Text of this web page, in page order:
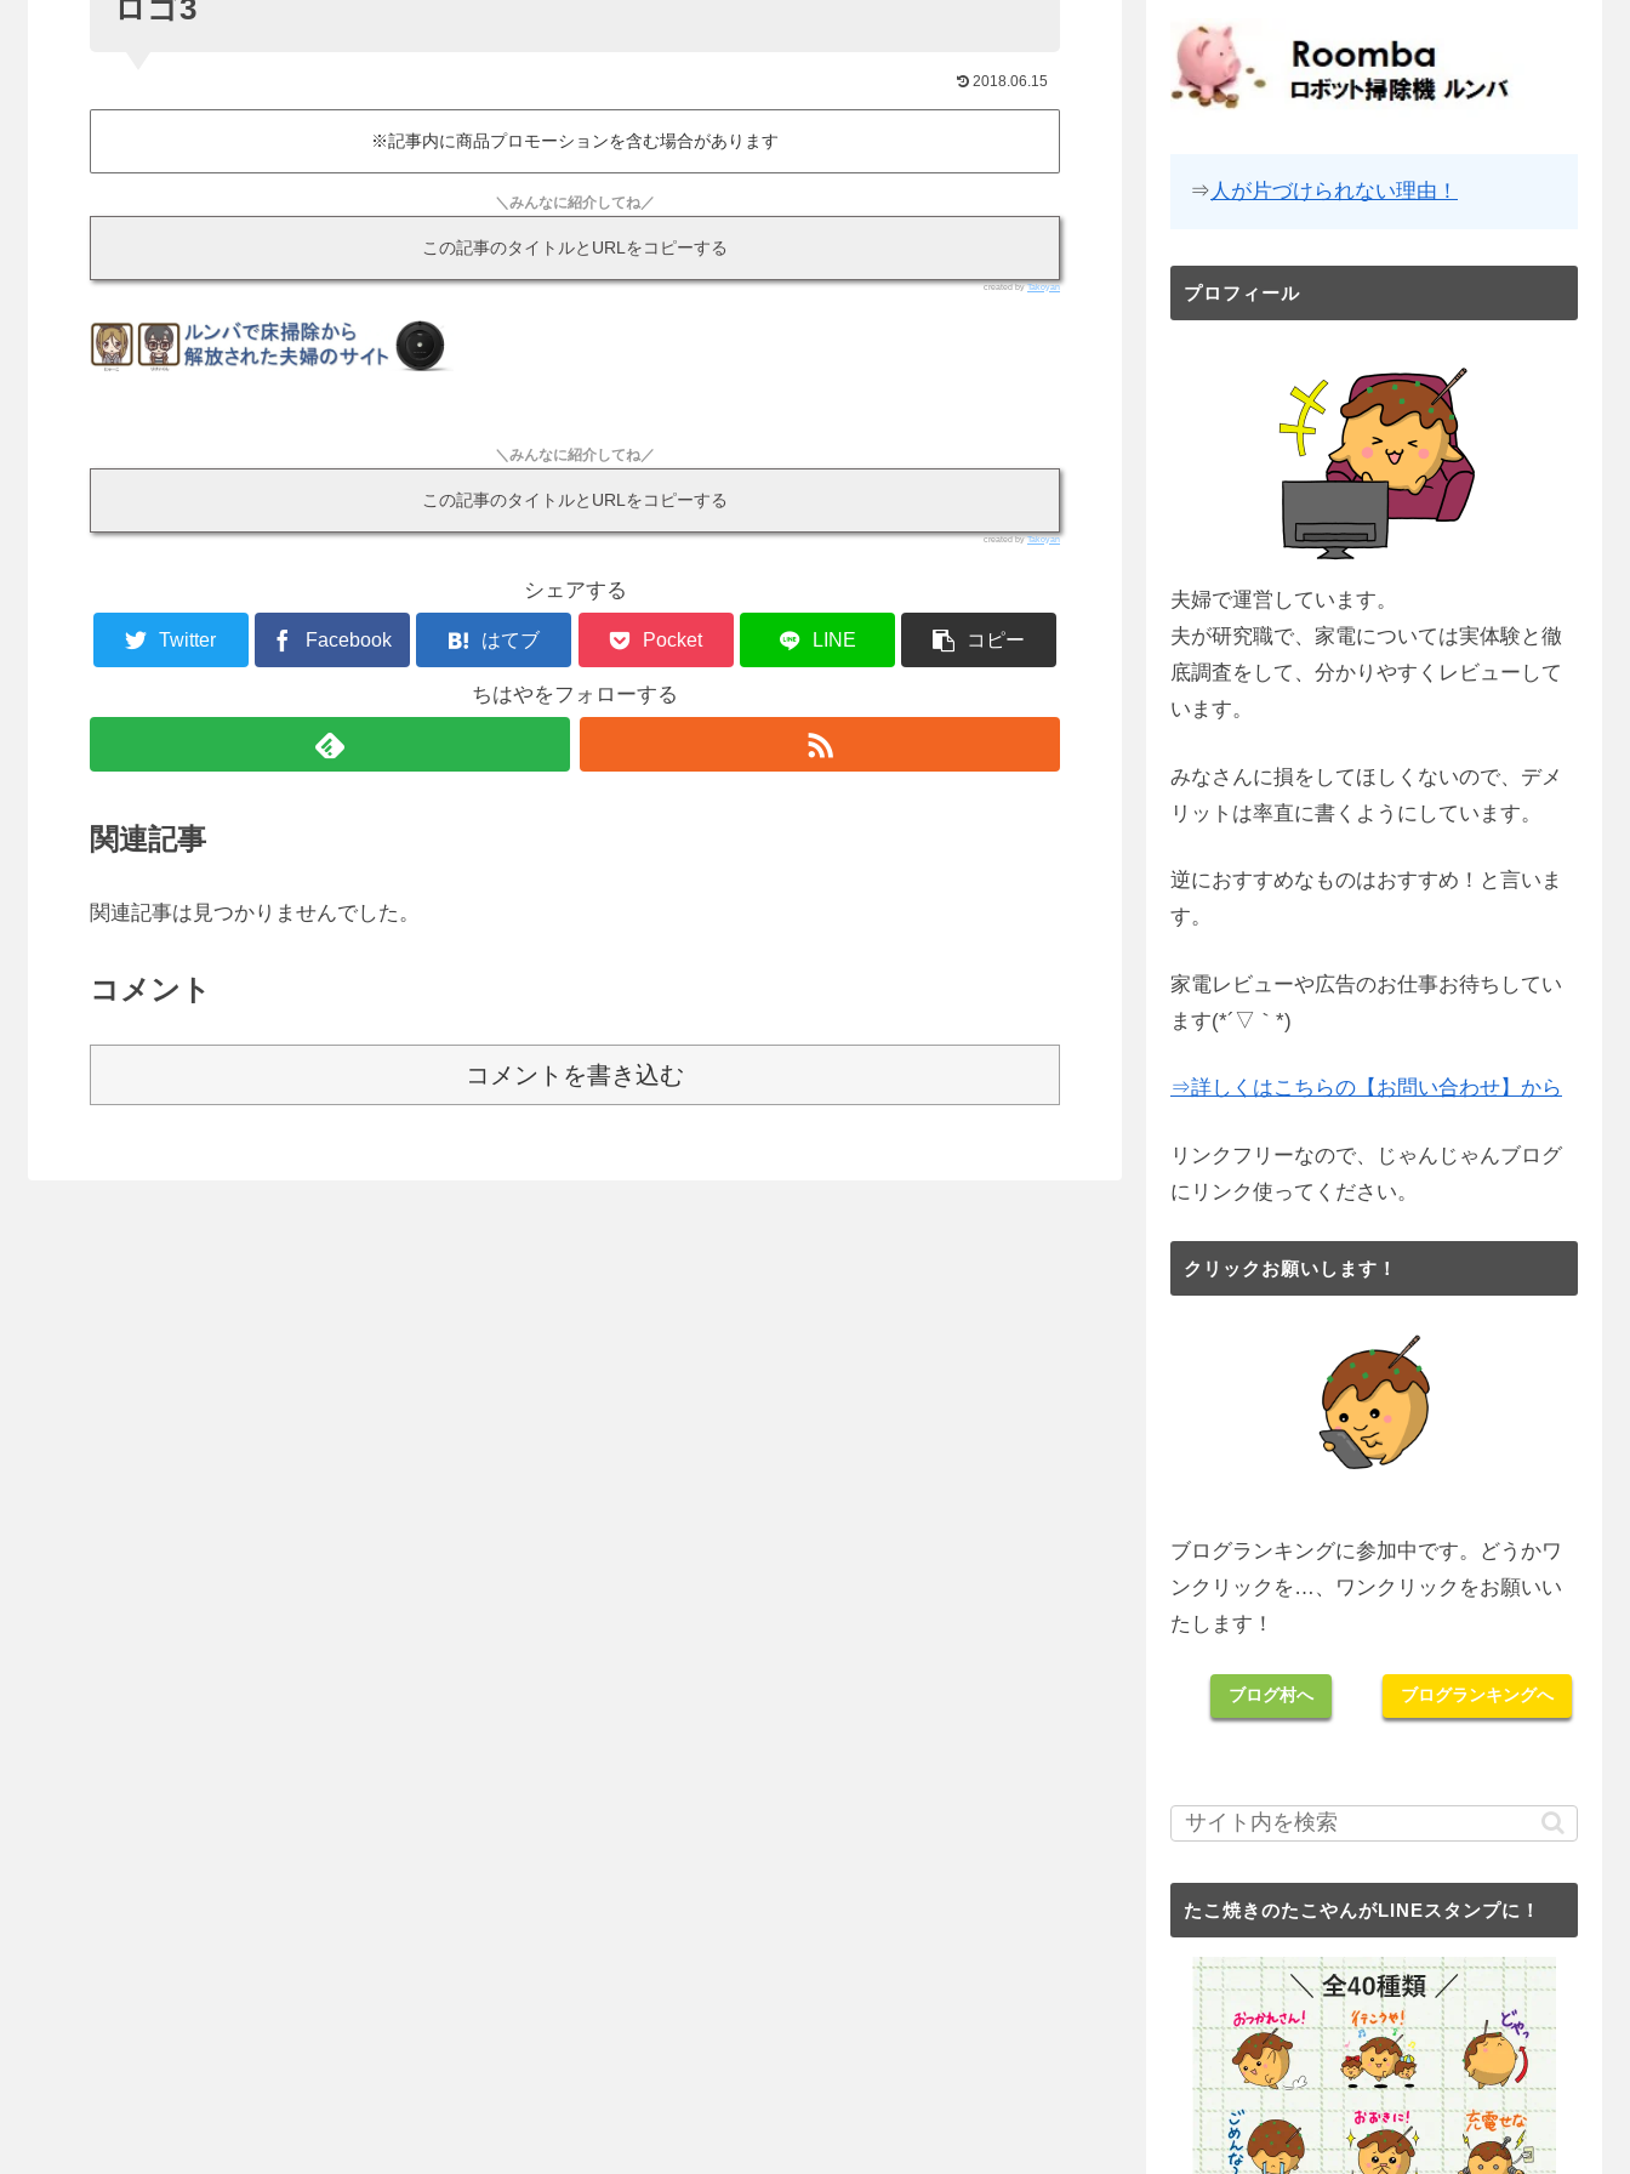
ロゴ3
2018.06.15
※記事内に商品プロモーションを含む場合があります
＼みんなに紹介してね／
この記事のタイトルとURLをコピーする
created byTakoyan
＼みんなに紹介してね／
この記事のタイトルとURLをコピーする
created byTakoyan
シェアする
Twitter Facebook はてブ Pocket LINE コピー
ちはやをフォローする
関連記事
関連記事は見つかりませんでした。
コメント
コメントを書き込む
⇒ 人が片づけられない理由！
プロフィール
夫婦で運営しています。
夫が研究職で、家電については実体験と徹
底調査をして、分かりやすくレビューして
います。
みなさんに損をしてほしくないので、デメ
リットは率直に書くようにしています。
逆におすすめなものはおすすめ！と言いま
す。
家電レビューや広告のお仕事お待ちしてい
ます(*´▽｀*)
⇒詳しくはこちらの【お問い合わせ】から
リンクフリーなので、じゃんじゃんブログ
にリンク使ってください。
クリックお願いします！
ブログランキングに参加中です。どうかワ
ンクリックを…、ワンクリックをお願いい
たします！
ブログ村へ ブログランキングへ
たこ焼きのたこやんがLINEスタンプに！